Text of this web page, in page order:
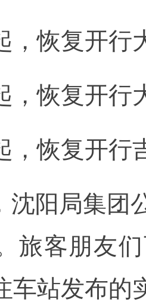
，恢复开行
，恢复开行
，恢复开行
沈阳局集团
旅客朋友
车站发布的